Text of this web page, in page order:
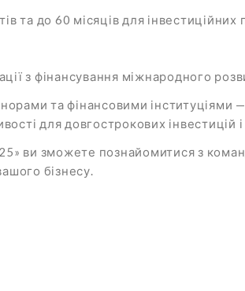
та до 60 місяців для інвестиційних
з фінансування міжнародного
та фінансовими інституціями —
для довгострокових інвестицій
ви зможете познайомитися з
бізнесу.